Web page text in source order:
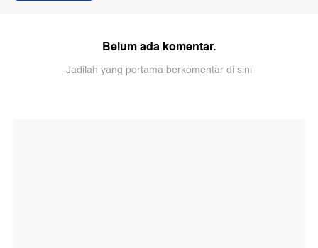
Belum ada komentar.
Jadilah yang pertama berkomentar di sini